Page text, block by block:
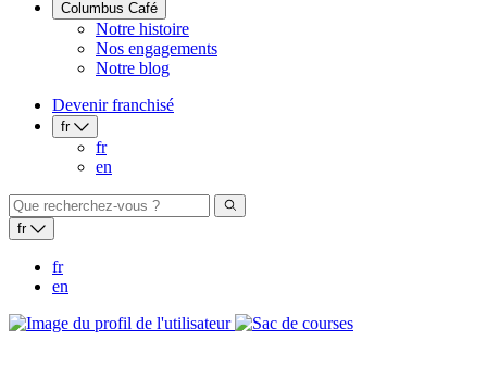
Columbus Café
Notre histoire
Nos engagements
Notre blog
Devenir franchisé
fr
fr
en
fr
fr
en